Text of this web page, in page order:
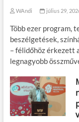
WAndi július 29,
Több ezer program,
beszélgetések,
– félidőhöz érkezett
legnagyobb